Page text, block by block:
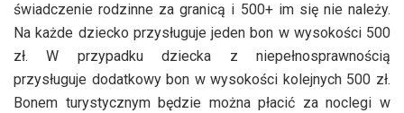
świadczenie rodzinne za granicą i 500+ im się nie należy.
Na każde dziecko przysługuje jeden bon w wysokości 500
zł. W przypadku dziecka z niepełnosprawnością
przysługuje dodatkowy bon w wysokości kolejnych 500 zł.
Bonem turystycznym będzie można płacić za noclegi w